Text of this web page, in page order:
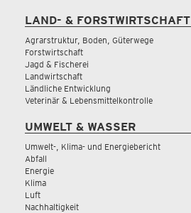
LAND- & FORSTWIRTSCHAFT
Agrarstruktur, Boden, Güterwege
Forstwirtschaft
Jagd & Fischerei
Landwirtschaft
Ländliche Entwicklung
Veterinär & Lebensmittelkontrolle
UMWELT & WASSER
Umwelt-, Klima- und Energiebericht
Abfall
Energie
Klima
Luft
Nachhaltigkeit